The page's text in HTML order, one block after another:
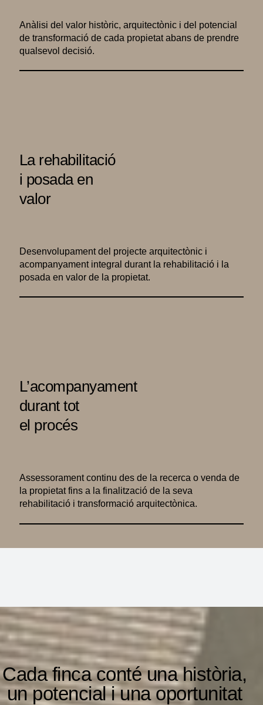
Anàlisi del valor històric, arquitectònic i del potencial
de transformació de cada propietat abans de prendre
qualsevol decisió.
La rehabilitació
i posada en
valor
Desenvolupament del projecte arquitectònic i
acompanyament integral durant la rehabilitació i la
posada en valor de la propietat.
L’acompanyament
durant tot
el procés
Assessorament continu des de la recerca o venda de
la propietat fins a la finalització de la seva
rehabilitació i transformació arquitectònica.
Cada finca conté una història,
un potencial i una oportunitat